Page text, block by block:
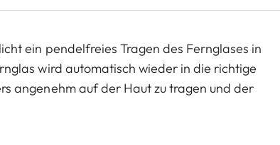
ein pendelfreies Tragen des Fernglases in
wird automatisch wieder in die richtige
angenehm auf der Haut zu tragen und der